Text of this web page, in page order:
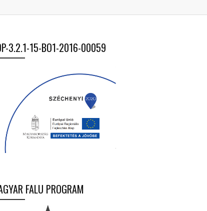
3.2.1-15-BO1-2016-00059
FALU PROGRAM